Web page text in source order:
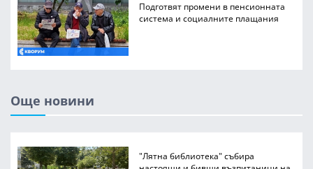
Подготвят промени в пенсионната
система и социалните плащания
Още новини
"Лятна библиотека" събира